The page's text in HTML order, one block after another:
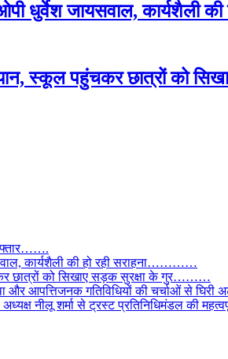
धुर्वेश जायसवाल, कार्यशैली
स्कूल पहुंचकर छात्रों को
कार्यशैली की हो रही सराहना…………
छात्रों को सिखाए सड़क सुरक्षा के गुर………
आपत्तिजनक गतिविधियों की चर्चाओं से घिरी
अध्यक्ष नीलू शर्मा से ट्रस्ट प्रतिनिधिमंडल की